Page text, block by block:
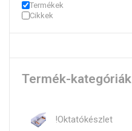
Termékek
Cikkek
Termék-kategóriák
!Oktatókészlet